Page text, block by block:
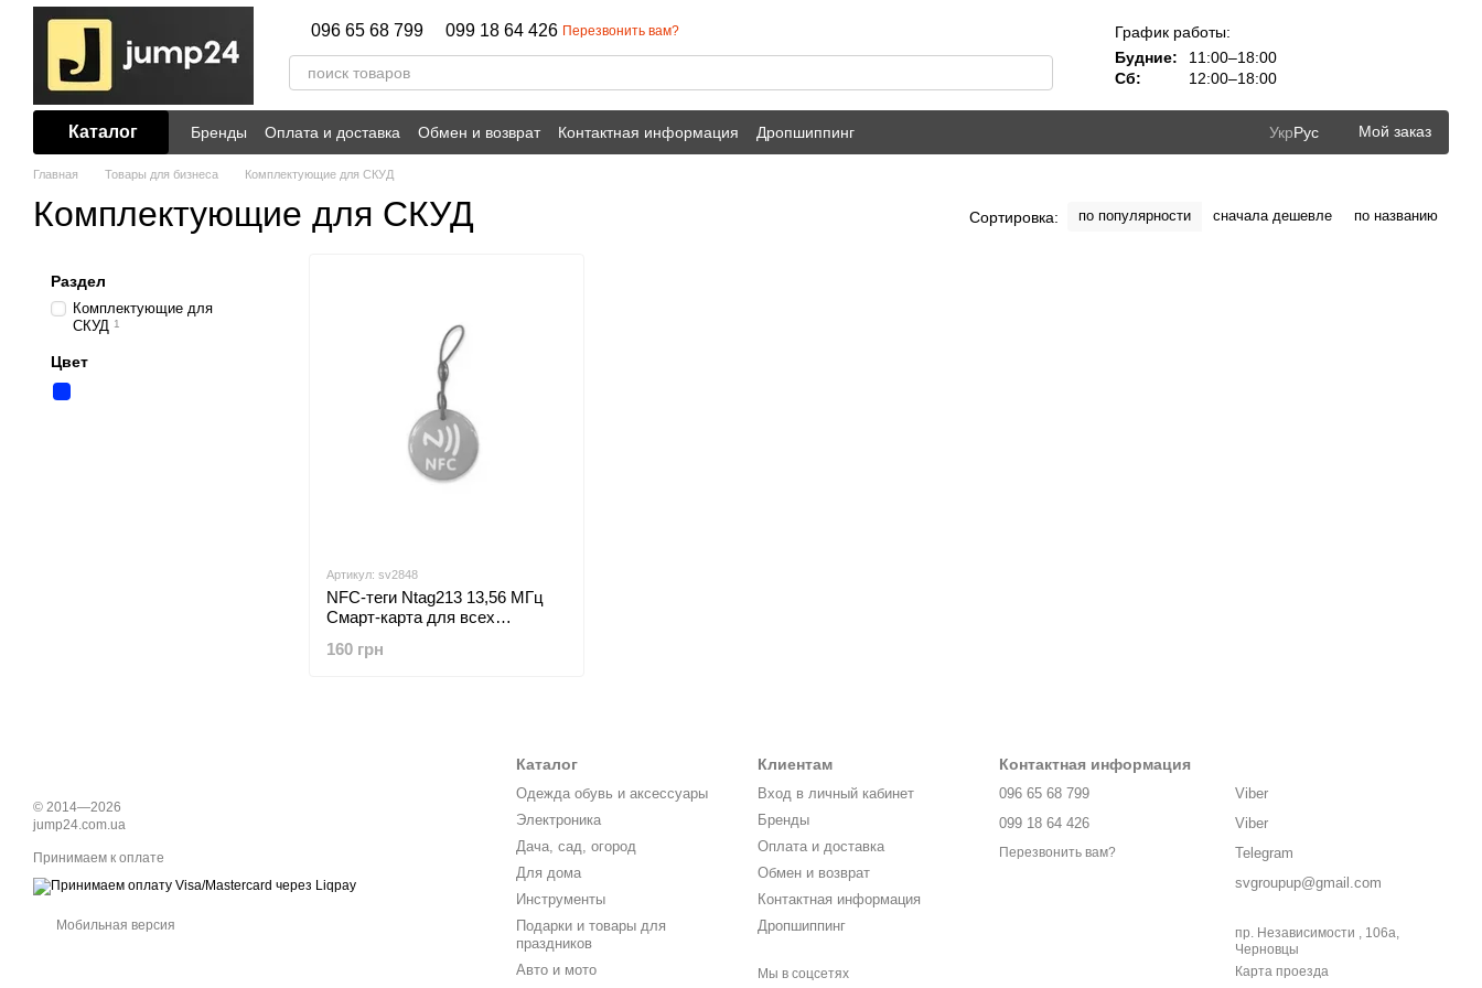
Перейти к основному контенту
096 65 68 799 099 18 64 426 Перезвонить вам?
График работы:
Будние:
11:00–18:00
Сб:
12:00–18:00
Каталог Бренды Оплата и доставка Обмен и возврат Контактная информация Дропшиппинг УкрРус Мой заказ
Главная Товары для бизнеса Комплектующие для СКУД
Комплектующие для СКУД Сортировка: по популярности сначала дешевле по названию
Артикул: sv2848
NFC-теги Ntag213 13,56 МГц
Смарт-карта для всех
Смарт-визитная карточка NFC
160 грн
Раздел
Комплектующие для
СКУД 1
Цвет
© 2014—2026
jump24.com.ua
Принимаем к оплате
Мобильная версия
Каталог
Одежда обувь и аксессуары
Электроника
Дача, сад, огород
Для дома
Инструменты
Подарки и товары для
праздников
Авто и мото
Клиентам
Вход в личный кабинет
Бренды
Оплата и доставка
Обмен и возврат
Контактная информация
Дропшиппинг
Мы в соцсетях
Контактная информация
096 65 68 799
099 18 64 426
Перезвонить вам?
Viber
Viber
Telegram
svgroupup@gmail.com
пр. Независимости , 106а,
Черновцы
Карта проезда